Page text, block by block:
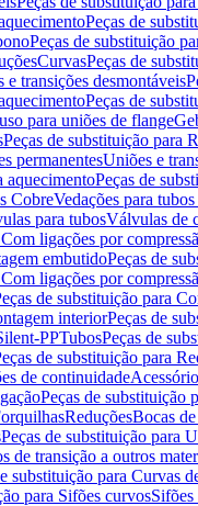
Peças de
Peças de substituição
CurvasPeças de
e transições desmontáveis
Peças de
para uniões de flange
Peças de substituição para
permanentesUniões e
aquecimentoPeças de
CobreVedações para
para tubosVálvulas de
ligações por
embutidoPeças de
ligações por
de substituição para
interiorPeças de
PPTubosPeças de
de substituição para
de continuidade
Peças de substituição
ReduçõesBocas
Peças de substituição para
de transição a outros
substituição para Curvas
para Sifões curvosSifões